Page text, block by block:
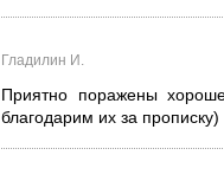
Гладилин И.
Приятно поражены
благодарим их за прописку)